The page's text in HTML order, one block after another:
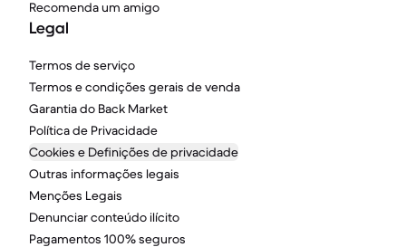
Recomenda um amigo
Legal
Termos de serviço
Termos e condições gerais de venda
Garantia do Back Market
Política de Privacidade
Cookies e Definições de privacidade
Outras informações legais
Menções Legais
Denunciar conteúdo ilícito
Pagamentos 100% seguros